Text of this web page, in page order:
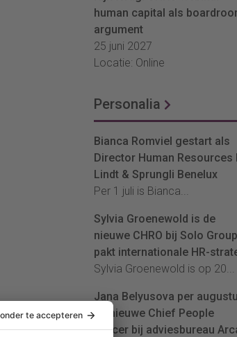
human capital als
argument
25 juni 2027
Locatie: Online
Personalia
Bianca Romviel gestart als
Director Human Resources
Lindt & Sprungli Benelux
Per 1 juli is Bianca...
Sylvia Groenewold is de
nieuwe CHRO bij Solo
pakt internationale HR-
Sylvia Groenewold is op 20...
Jana Belyusova per
de nieuwe Chief People
Officer bij adviesbureau